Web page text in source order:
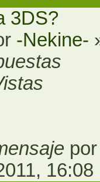
3DS?
-Nekine-
16:08